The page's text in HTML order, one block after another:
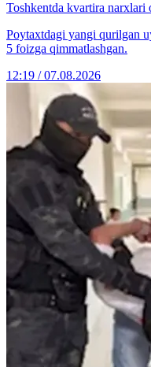
Toshkentda kvartira
Poytaxtdagi yangi qurilgan
5 foizga qimmatlashgan.
12:19 / 07.08.2026